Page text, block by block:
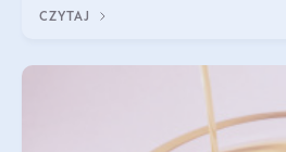
CZYTAJ